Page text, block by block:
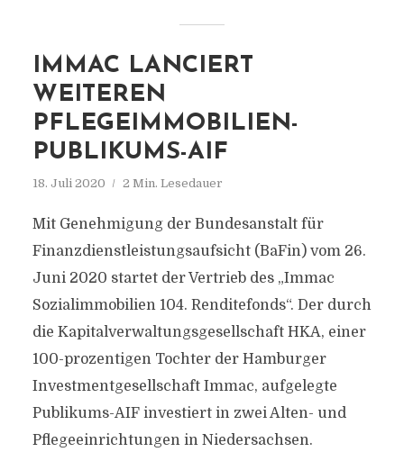
IMMAC LANCIERT
WEITEREN
PFLEGEIMMOBILIEN-
PUBLIKUMS-AIF
18. Juli 2020 2 Min. Lesedauer
Mit Genehmigung der Bundesanstalt für
Finanzdienstleistungsaufsicht (BaFin) vom 26.
Juni 2020 startet der Vertrieb des „Immac
Sozialimmobilien 104. Renditefonds“. Der durch
die Kapitalverwaltungsgesellschaft HKA, einer
100-prozentigen Tochter der Hamburger
Investmentgesellschaft Immac, aufgelegte
Publikums-AIF investiert in zwei Alten- und
Pflegeeinrichtungen in Niedersachsen.